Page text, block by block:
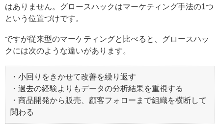
はありません。グロースハックはマーケティング手法の1つ
という位置づけです。
ですが従来型のマーケティングと比べると、グロースハッ
クには次のような違いがあります。
・小回りをきかせて改善を繰り返す
・過去の経験よりもデータの分析結果を重視する
・商品開発から販売、顧客フォローまで組織を横断して
関わる